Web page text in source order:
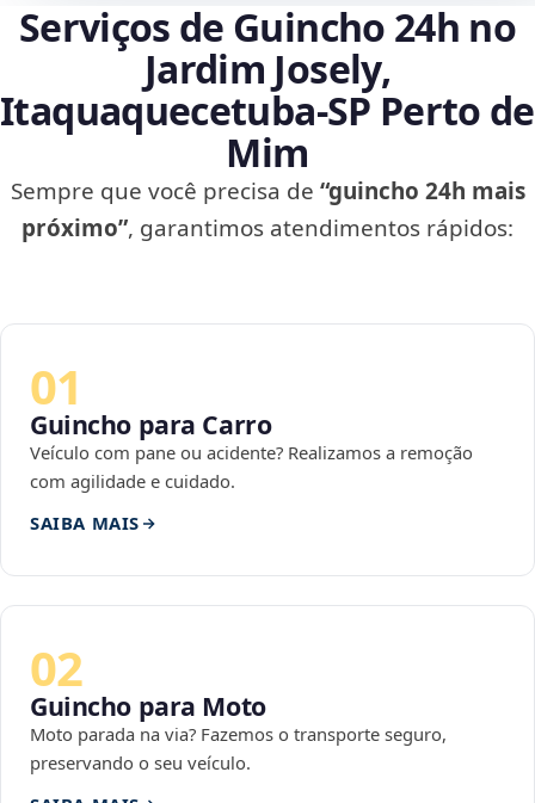
Serviços de Guincho 24h no
Jardim Josely,
Itaquaquecetuba‑SP Perto de
Mim
Sempre que você precisa de “guincho 24h mais
próximo”, garantimos atendimentos rápidos:
01
Guincho para Carro
Veículo com pane ou acidente? Realizamos a remoção
com agilidade e cuidado.
SAIBA MAIS
02
Guincho para Moto
Moto parada na via? Fazemos o transporte seguro,
preservando o seu veículo.